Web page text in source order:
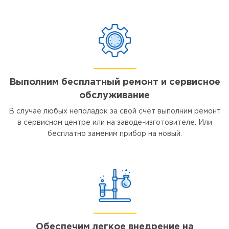
Выполним бесплатный ремонт и сервисное
обслуживание
В случае любых неполадок за свой счет выполним ремонт
в сервисном центре или на заводе-изготовителе. Или
бесплатно заменим прибор на новый.
Обеспечим легкое внедрение на